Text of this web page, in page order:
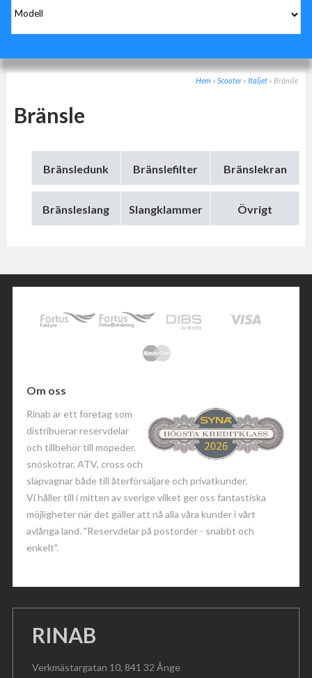
Hem » Scooter » Italjet » Bränsle
Bränsle
Bränsledunk Bränslefilter Bränslekran
Bränsleslang Slangklammer Övrigt
Om oss
Rinab är ett företag som
distribuerar reservdelar
och tillbehör till mopeder,
snöskotrar, ATV, cross och
släpvagnar både till återförsäljare och privatkunder.
Vi håller till i mitten av sverige vilket ger oss fantastiska
möjligheter när det gäller att nå alla våra kunder i vårt
avlånga land. "Reservdelar på postorder - snabbt och
enkelt".
RINAB
Verkmästargatan 10, 841 32 Ånge